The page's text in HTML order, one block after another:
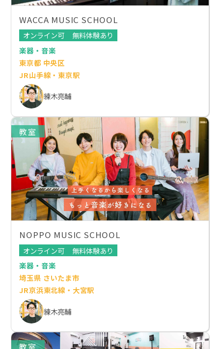
WACCA MUSIC SCHOOL
オンライン可
無料体験あり
楽器・音楽
東京都 中央区
JR山手線・東京駅
練木亮輔
教室
NOPPO MUSIC SCHOOL
オンライン可
無料体験あり
楽器・音楽
埼玉県 さいたま市
JR京浜東北線・大宮駅
練木亮輔
教室